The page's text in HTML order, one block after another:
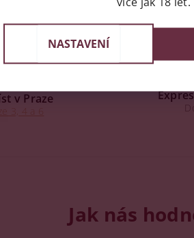
v Praze
3, 4 a 6
Jak nás
NASTAVENÍ